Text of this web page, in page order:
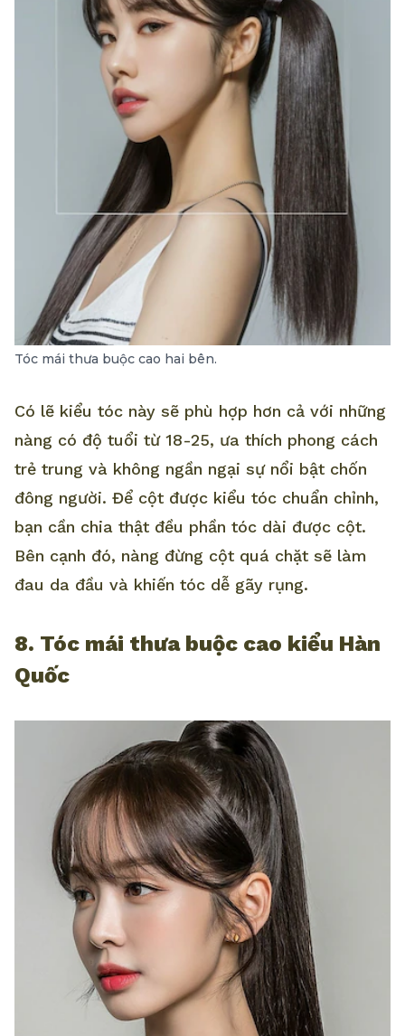
Tóc mái thưa buộc cao hai bên.
Có lẽ kiểu tóc này sẽ phù hợp hơn cả với những
nàng có độ tuổi từ 18-25, ưa thích phong cách
trẻ trung và không ngần ngại sự nổi bật chốn
đông người. Để cột được kiểu tóc chuẩn chỉnh,
bạn cần chia thật đều phần tóc dài được cột.
Bên cạnh đó, nàng đừng cột quá chặt sẽ làm
đau da đầu và khiến tóc dễ gãy rụng.
8. Tóc mái thưa buộc cao kiểu Hàn
Quốc